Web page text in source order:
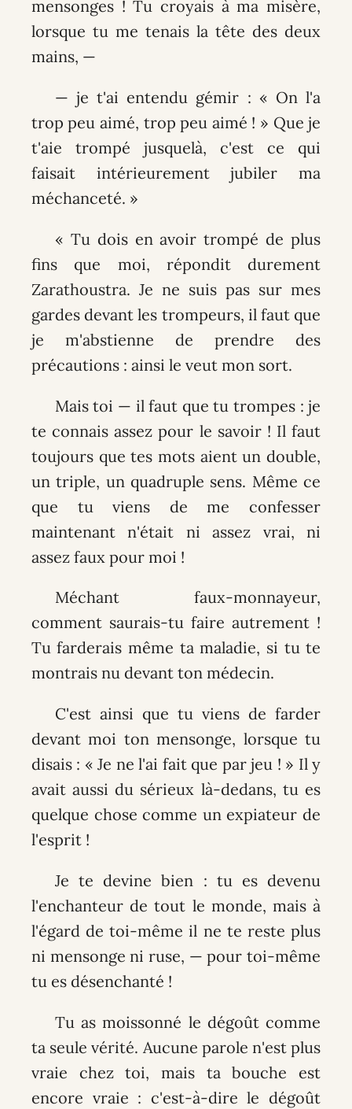
mensonges ! Tu croyais à ma misère,
lorsque tu me tenais la tête des deux
mains, —
— je t'ai entendu gémir : « On l'a
trop peu aimé, trop peu aimé ! » Que je
t'aie trompé jusquelà, c'est ce qui
faisait intérieurement jubiler ma
méchanceté. »
« Tu dois en avoir trompé de plus
fins que moi, répondit durement
Zarathoustra. Je ne suis pas sur mes
gardes devant les trompeurs, il faut que
je m'abstienne de prendre des
précautions : ainsi le veut mon sort.
Mais toi — il faut que tu trompes : je
te connais assez pour le savoir ! Il faut
toujours que tes mots aient un double,
un triple, un quadruple sens. Même ce
que tu viens de me confesser
maintenant n'était ni assez vrai, ni
assez faux pour moi !
Méchant faux-monnayeur,
comment saurais-tu faire autrement !
Tu farderais même ta maladie, si tu te
montrais nu devant ton médecin.
C'est ainsi que tu viens de farder
devant moi ton mensonge, lorsque tu
disais : « Je ne l'ai fait que par jeu ! » Il y
avait aussi du sérieux là-dedans, tu es
quelque chose comme un expiateur de
l'esprit !
Je te devine bien : tu es devenu
l'enchanteur de tout le monde, mais à
l'égard de toi-même il ne te reste plus
ni mensonge ni ruse, — pour toi-même
tu es désenchanté !
Tu as moissonné le dégoût comme
ta seule vérité. Aucune parole n'est plus
vraie chez toi, mais ta bouche est
encore vraie : c'est-à-dire le dégoût